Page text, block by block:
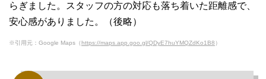
らぎました。スタッフの方の対応も落ち着いた距離感で、
安心感がありました。（後略）
※引用元：Google Maps（https://maps.app.goo.gl/QDyE7huYMQZdKo1B8 ）